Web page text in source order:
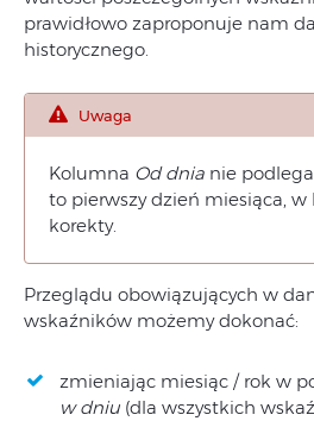
prawidłowo zaproponuje nam
historycznego.
Uwaga
Kolumna Od dnia nie
to pierwszy dzień miesiąca,
korekty.
Przeglądu obowiązujących w
wskaźników możemy dokonać:
zmieniając miesiąc / rok w
w dniu (dla wszystkich